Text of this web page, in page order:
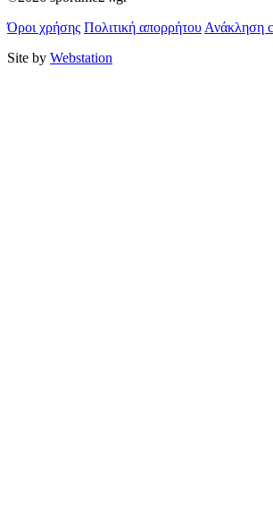
Όροι χρήσης Πολιτική απορρήτου Ανάκληση
Site by Webstation